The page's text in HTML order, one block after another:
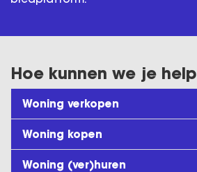
Hoe kunnen we je
Woning verkopen
Woning kopen
Woning (ver)huren